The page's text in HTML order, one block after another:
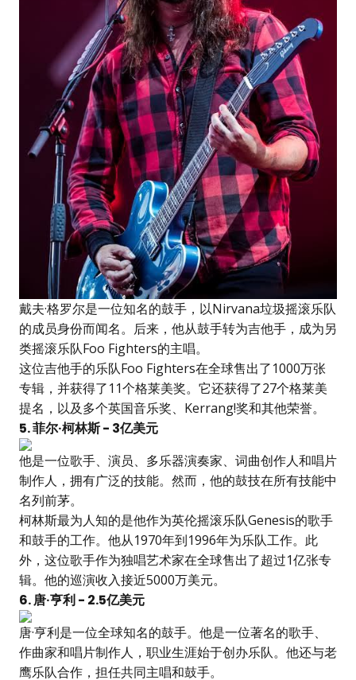
戴夫·格罗尔是一位知名的鼓手，以Nirvana垃圾摇滚乐队
的成员身份而闻名。后来，他从鼓手转为吉他手，成为另
类摇滚乐队Foo Fighters的主唱。
这位吉他手的乐队Foo Fighters在全球售出了1000万张
专辑，并获得了11个格莱美奖。它还获得了27个格莱美
提名，以及多个英国音乐奖、Kerrang!奖和其他荣誉。
5. 菲尔·柯林斯 - 3亿美元
他是一位歌手、演员、多乐器演奏家、词曲创作人和唱片
制作人，拥有广泛的技能。然而，他的鼓技在所有技能中
名列前茅。
柯林斯最为人知的是他作为英伦摇滚乐队Genesis的歌手
和鼓手的工作。他从1970年到1996年为乐队工作。此
外，这位歌手作为独唱艺术家在全球售出了超过1亿张专
辑。他的巡演收入接近5000万美元。
6. 唐·亨利 - 2.5亿美元
唐·亨利是一位全球知名的鼓手。他是一位著名的歌手、
作曲家和唱片制作人，职业生涯始于创办乐队。他还与老
鹰乐队合作，担任共同主唱和鼓手。